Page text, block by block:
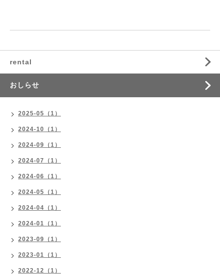
rental
おしらせ
2025-05（1）
2024-10（1）
2024-09（1）
2024-07（1）
2024-06（1）
2024-05（1）
2024-04（1）
2024-01（1）
2023-09（1）
2023-01（1）
2022-12（1）